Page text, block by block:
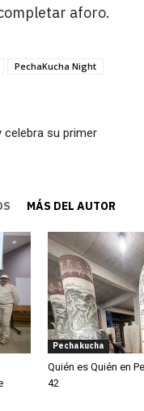
aforo.
PechaKucha Night
celebra su primer
MÁS DEL AUTOR
Pechakucha
Quién es Quién en
42